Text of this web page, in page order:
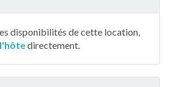
disponibilités de cette location,
directement.